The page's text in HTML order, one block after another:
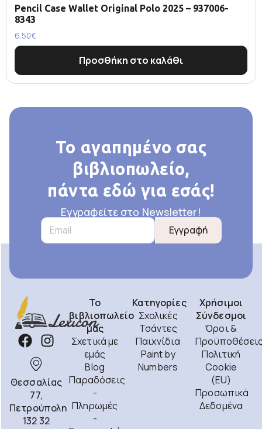
Pencil Case Wallet Original Polo 2025 – 937006-
8343
6.50€
Προσθήκη στο καλάθι
Το αγαπημένο σας
βιβλιοπωλείο,
πάντα εδώ για εσάς!
Εγγραφείτε στο Newsletter!
Εγγραφή
Θεσσαλίας
77,
Πετρούπολη
132 32
Το
βιβλιοπωλείο
μας
Σχετικά με
εμάς
Blog
Παραδόσεις
-
Πληρωμές
-
Κατηγορίες
Σχολικές
Τσάντες
Παιχνίδια
Paint by
Numbers
Χρήσιμοι
Σύνδεσμοι
Όροι &
Πολιτική
Cookie
(EU)
Προσωπικά
Δεδομένα